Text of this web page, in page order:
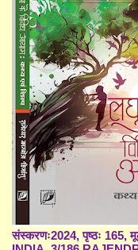
संस्करणः2024, पृष्ठः 165,